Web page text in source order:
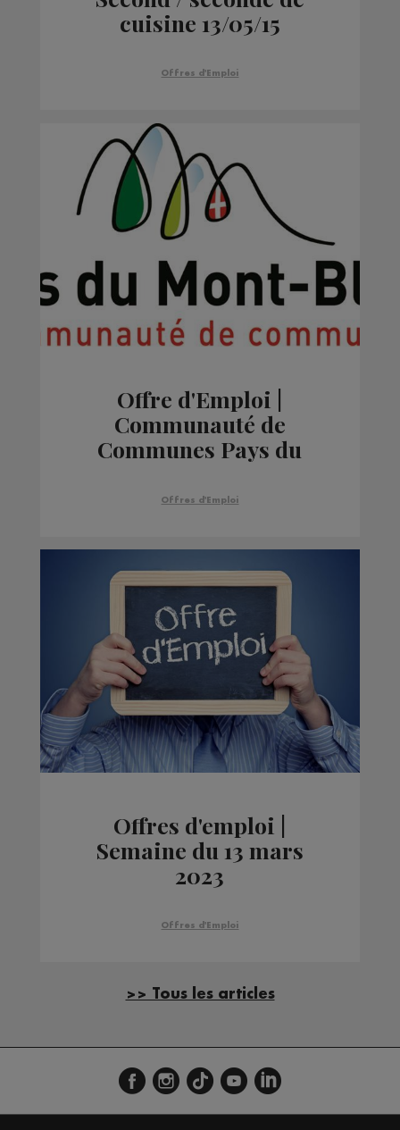
cuisine 13/05/15
Offres d'Emploi
Offre d'Emploi |
Communauté de
Communes Pays du
Offres d'Emploi
Offres d'emploi |
Semaine du 13 mars
2023
Offres d'Emploi
>> Tous les articles